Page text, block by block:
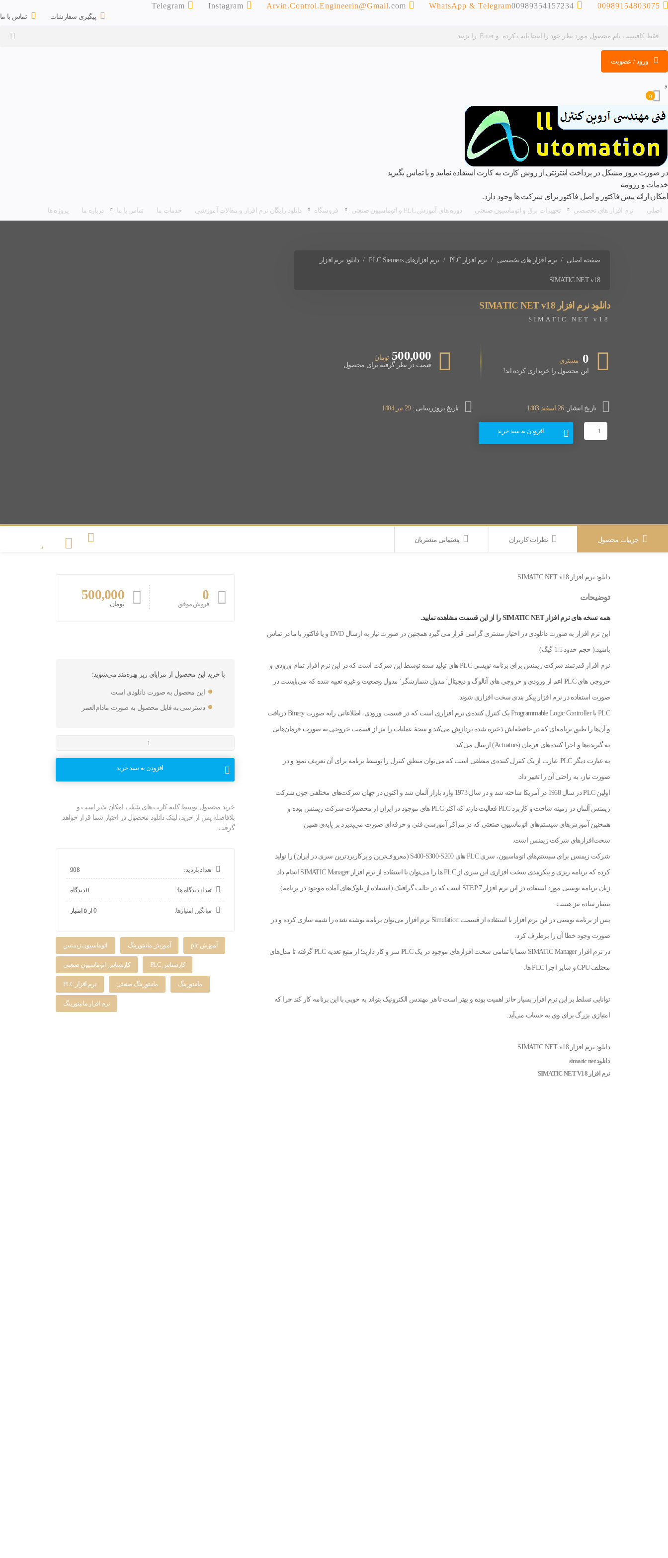
00989154803075
WhatsApp & Telegram00989354157234
Arvin.Control.Engineerin@Gmail.com
Instagram
Telegram
پیگیری سفارشات تماس با ما
ورود / عضویت
0
در صورت بروز مشکل در پرداخت اینترنتی از روش کارت به کارت استفاده نمایید و یا تماس بگیرید
خدمات و رزومه
امکان ارائه پیش فاکتور و اصل فاکتور برای شرکت ها وجود دارد.
اصلی نرم افزار های تخصصی تجهیزات برق و اتوماسیون صنعتی دوره های آموزش PLC و اتوماسیون صنعتی فروشگاه دانلود رایگان نرم افزار و مقالات آموزشی خدمات ما تماس با ما درباره ما پروژه ها
صفحه اصلی نرم افزار های تخصصی نرم افزار PLC نرم افزارهای PLC Siemens دانلود نرم افزار
SIMATIC NET v18
دانلود نرم افزار SIMATIC NET v18
SIMATIC NET v18
0 مشتری
این محصول را خریداری کرده اند!
500,000 تومان
قیمت در نظر گرفته برای محصول
تاریخ انتشار:26 اسفند 1403 تاریخ بروزرسانی :29 تیر 1404
دانلود
نرم
افزودن به سبد خرید
جزییات محصول نظرات کاربران پشتیبانی مشتریان
دانلود نرم افزار SIMATIC NET v18
توضیحات
همه نسخه های نرم افزار SIMATIC NET را از این قسمت مشاهده نمایید.
این نرم افزار به صورت دانلودی در اختیار مشتری گرامی قرار می گیرد همچنین در صورت نیاز به ارسال DVD و یا فاکتور با ما در تماس
باشید.( حجم حدود 1.5 گیگ)
نرم افزار قدرتمند شرکت زیمنس برای برنامه نویسی PLC های تولید شده توسط این شرکت است که در این نرم افزار تمام ورودی و
خروجی های PLC اعم از ورودی و خروجی های آنالوگ و دیجیتال٬ مدول شمارشگر٬ مدول وضعیت و غیره تعبیه شده که می‌بایست در
صورت استفاده در نرم افزار پیکر بندی سخت افزاری شوند.
PLC یا Programmable Logic Controller یک کنترل کننده‌ی نرم افزاری است که در قسمت ورودی، اطلاعاتی رابه صورت Binary دریافت
و آن‌ها را طبق برنامه‌ای که در حافظه‌اش ذخیره شده پردازش می‌کند و نتیجۀ عملیات را نیز از قسمت خروجی به صورت فرمان‌هایی
به گیرنده‌ها و اجرا کننده‌های فرمان (Actuators) ارسال می‌کند.
به عبارت دیگر PLC عبارت از یک کنترل کننده‌ی منطقی است که می‌توان منطق کنترل را توسط برنامه برای آن تعریف نمود و در
صورت نیاز، به راحتی آن را تغییر داد.
اولین PLC در سال 1968 در آمریکا ساخته شد و در سال 1973 وارد بازار آلمان شد و اکنون در جهان شرکت‌های مختلفی چون شرکت
زیمنس آلمان در زمینه ساخت و کاربرد PLC فعالیت دارند که اکثر PLC های موجود در ایران از محصولات شرکت زیمنس بوده و
همچنین آموزش‌های سیستم‌های اتوماسیون صنعتی که در مراکز آموزشی فنی و حرفه‌ای صورت می‌پذیرد بر پایه‌ی همین
سخت‌افزارهای شرکت زیمنس است.
شرکت زیمنس برای سیستم‌های اتوماسیون، سری PLC های S400-S300-S200 (معروف‌ترین و پرکاربردترین سری در ایران) را تولید
کرده که برنامه ریزی و پیکربندی سخت افزاری این سری از PLC ها را می‌توان با استفاده از نرم افزار SIMATIC Manager انجام داد.
زبان برنامه نویسی مورد استفاده در این نرم افزار STEP 7 است که در حالت گرافیک (استفاده از بلوک‌های آماده موجود در برنامه)
بسیار ساده نیز هست.
پس از برنامه نویسی در این نرم افزار با استفاده از قسمت Simulation نرم افزار می‌توان برنامه نوشته شده را شبیه سازی کرده و در
صورت وجود خطا آن را برطرف کرد.
در نرم افزار SIMATIC Manager شما با تمامی سخت افزارهای موجود در یک PLC سر و کار دارید؛ از منبع تغذیه PLC گرفته تا مدل‌های
مختلف CPU و سایر اجزا PLC ها.
توانایی تسلط بر این نرم افزار بسیار حائز اهمیت بوده و بهتر است تا هر مهندس الکترونیک بتواند به خوبی با این برنامه کار کند چرا که
امتیازی بزرگ برای وی به حساب می‌آید.
دانلود نرم افزار SIMATIC NET v18
دانلود simatic net
نرم افزار SIMATIC NET V18
0
فروش موفق
500,000
تومان
با خرید این محصول از مزایای زیر بهره‌مند می‌شوید:
این محصول به صورت دانلودی است
دسترسی به فایل محصول به صورت مادام‌العمر
افزار
SIMATIC
افزودن به سبد خرید
خرید محصول توسط کلیه کارت های شتاب امکان پذیر است و
بلافاصله پس از خرید، لینک دانلود محصول در اختیار شما قرار خواهد
گرفت.
تعداد بازدید: 908
تعداد دیدگاه ها: 0 دیدگاه
میانگین امتیازها: 0 از ۵ امتیاز
آموزش plc آموزش مانیتورینگ اتوماسیون زیمنس
کارشناس PLC کارشناس اتوماسیون صنعتی
مانیتورینگ مانیتورینگ صنعتی نرم افزار PLC
نرم افزار مانیتورینگ